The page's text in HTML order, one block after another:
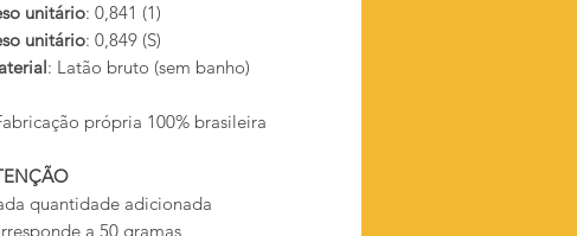
unitário: 0,841 (1)
unitário: 0,849 (S)
: Latão bruto (sem banho)
própria 100% brasileira
quantidade adicionada
a 50 gramas